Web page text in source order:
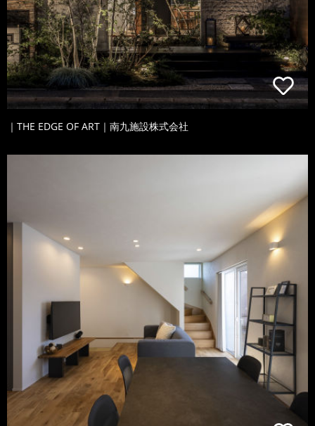
｜THE EDGE OF ART｜南九施設株式会社